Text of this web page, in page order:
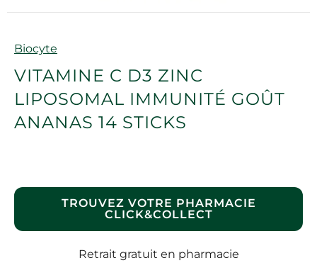
Marque
Biocyte
VITAMINE C D3 ZINC
LIPOSOMAL IMMUNITÉ GOÛT
ANANAS 14 STICKS
TROUVEZ VOTRE PHARMACIE
CLICK&COLLECT
Retrait gratuit en pharmacie